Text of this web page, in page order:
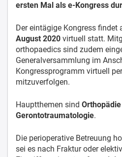
ersten Mal als e-Kongress
Der eintägige Kongress findet
August 2020 virtuell statt.
orthopaedics sind zudem
Generalversammlung im
Kongressprogramm virtuell
mitzuverfolgen.
Hauptthemen sind
Gerontotraumatologie.
Die perioperative Betreuung
sei es nach Fraktur oder